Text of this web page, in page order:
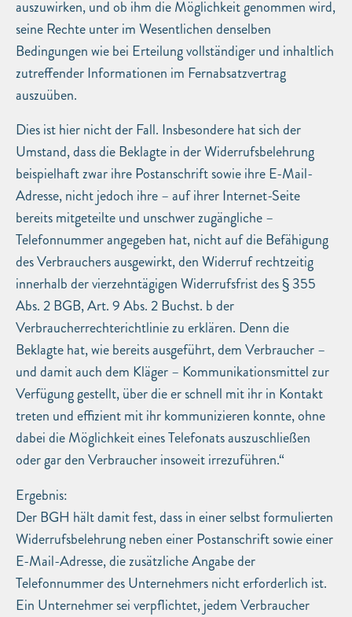
auszuwirken, und ob ihm die Möglichkeit genommen wird,
seine Rechte unter im Wesentlichen denselben
Bedingungen wie bei Erteilung vollständiger und inhaltlich
zutreffender Informationen im Fernabsatzvertrag
auszuüben.
Dies ist hier nicht der Fall. Insbesondere hat sich der
Umstand, dass die Beklagte in der Widerrufsbelehrung
beispielhaft zwar ihre Postanschrift sowie ihre E-Mail-
Adresse, nicht jedoch ihre – auf ihrer Internet-Seite
bereits mitgeteilte und unschwer zugängliche –
Telefonnummer angegeben hat, nicht auf die Befähigung
des Verbrauchers ausgewirkt, den Widerruf rechtzeitig
innerhalb der vierzehntägigen Widerrufsfrist des § 355
Abs. 2 BGB, Art. 9 Abs. 2 Buchst. b der
Verbraucherrechterichtlinie zu erklären. Denn die
Beklagte hat, wie bereits ausgeführt, dem Verbraucher –
und damit auch dem Kläger – Kommunikationsmittel zur
Verfügung gestellt, über die er schnell mit ihr in Kontakt
treten und effizient mit ihr kommunizieren konnte, ohne
dabei die Möglichkeit eines Telefonats auszuschließen
oder gar den Verbraucher insoweit irrezuführen.“
Ergebnis:
Der BGH hält damit fest, dass in einer selbst formulierten
Widerrufsbelehrung neben einer Postanschrift sowie einer
E-Mail-Adresse, die zusätzliche Angabe der
Telefonnummer des Unternehmers nicht erforderlich ist.
Ein Unternehmer sei verpflichtet, jedem Verbraucher